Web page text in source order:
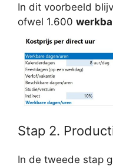
In dit voorbeeld
ofwel 1.600
Stap 2.
In de tweede stap